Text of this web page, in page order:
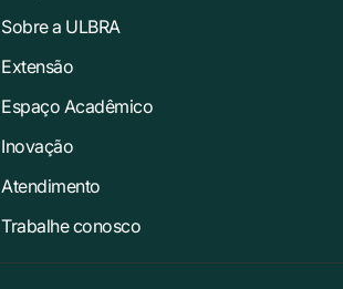
Sobre a ULBRA
Extensão
Espaço Acadêmico
Inovação
Atendimento
Trabalhe conosco